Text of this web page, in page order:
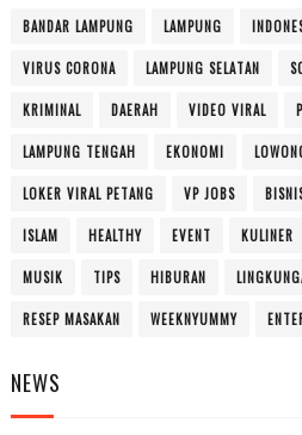
BANDAR LAMPUNG LAMPUNG
VIRUS CORONA LAMPUNG SELATAN
KRIMINAL DAERAH VIDEO VIRAL
LAMPUNG TENGAH EKONOMI
LOKER VIRAL PETANG VP JOBS
ISLAM HEALTHY EVENT KULINER
MUSIK TIPS HIBURAN
RESEP MASAKAN WEEKNYUMMY
NEWS